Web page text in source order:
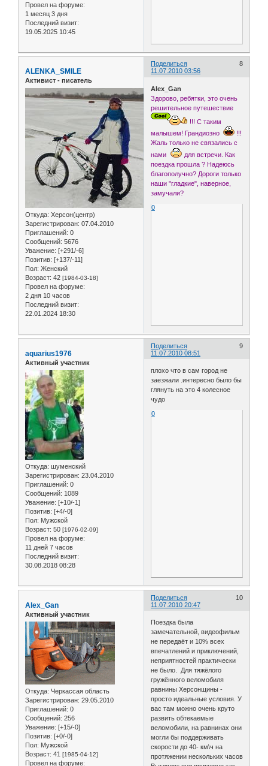
Провел на форуме:
1 месяц 3 дня
Последний визит:
19.05.2025 10:45
Поделиться
8
11.07.2010 03:56
ALENKA_SMILE
Активист - писатель
Откуда: Херсон(центр)
Зарегистрирован: 07.04.2010
Приглашений: 0
Сообщений: 5676
Уважение: [+291/-6]
Позитив: [+137/-11]
Пол: Женский
Возраст: 42 [1984-03-18]
Провел на форуме:
2 дня 10 часов
Последний визит:
22.01.2024 18:30
Alex_Gan
Здорово, ребятки, это очень
решительное путешествие
!!! С таким
малышем! Грандиозно
!!!
Жаль только не связались с
нами
для встречи. Как
поездка прошла ? Надеюсь
благополучно? Дороги только
наши "гладкие", наверное,
замучали?
0
Поделиться
9
11.07.2010 08:51
aquarius1976
Активный участник
Откуда: шуменский
Зарегистрирован: 23.04.2010
Приглашений: 0
Сообщений: 1089
Уважение: [+10/-1]
Позитив: [+4/-0]
Пол: Мужской
Возраст: 50 [1976-02-09]
Провел на форуме:
11 дней 7 часов
Последний визит:
30.08.2018 08:28
плохо что в сам город не
заезжали .интересно было бы
глянуть на это 4 колесное
чудо
0
Поделиться
10
11.07.2010 20:47
Alex_Gan
Активный участник
Откуда: Черкассая область
Зарегистрирован: 29.05.2010
Приглашений: 0
Сообщений: 256
Уважение: [+15/-0]
Позитив: [+0/-0]
Пол: Мужской
Возраст: 41 [1985-04-12]
Провел на форуме:
Поездка была
замечательной, видеофильм
не передаёт и 10% всех
впечатлений и приключений,
неприятностей практически
не было. Для тяжёлого
гружённого веломобиля
равнины Херсонщины -
просто идеальные условия. У
вас там можно очень круто
развить обтекаемые
веломобили, на равнинах они
могли бы поддерживать
скорости до 40- км\ч на
протяжении нескольких часов